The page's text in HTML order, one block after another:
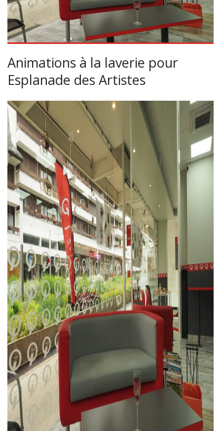
Animations à la laverie pour
Esplanade des Artistes